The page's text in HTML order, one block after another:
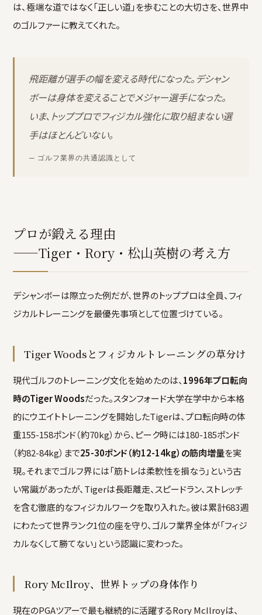
は、極端な道ではなく「正しい道」を歩むことの大切さを、世界中
のゴルファーに教えてくれた。
飛距離が選手の幅を変える時代になった。デシャン
ボーは身体を変えることでメジャー選手になった。
いま、トッププロでフィジカル強化に取り組まない選
手はほとんどいない。
— ゴルフ業界の共通認識として
プロが鍛える理由
——Tiger・Rory・松山英樹の考え方
デシャンボーは際立った例だが、世界のトッププロは全員、フィ
ジカルトレーニングを最優先事項として位置づけている。
Tiger Woodsとフィジカルトレーニングの草分け
現代ゴルフのトレーニング文化を始めたのは、 1996年プロ転向
時のTiger Woodsだった。スタンフォード大学在学中から本格
的にウエイトトレーニングを開始したTigerは、プロ転向時の体
重155-158ポンド（約70kg）から、ピーク時には180-185ポンド
（約82-84kg）まで25-30ポンド（約12-14kg）の筋肉増量を実
現。それまでゴルフ界には「筋トレは柔軟性を損なう」という古
い常識があったが、Tigerは長距離走、スピードラン、ストレッチ
を含む徹底的なフィジカルワークを取り入れた。彼は累計683週
にわたって世界ランク1位の座を守り、ゴルフ業界全体が「フィジ
カルなくして勝てない」という認識に変わった。
Rory McIlroy、世界トップの身体作り
現在のPGAツアーで最も継続的に活躍するRory McIlroyは、